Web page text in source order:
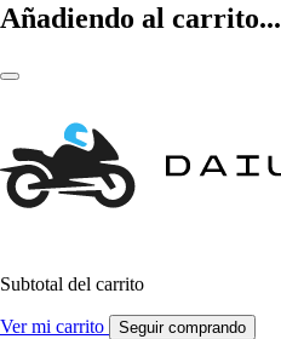
Añadiendo al carrito...
Subtotal del carrito
Ver mi carrito Seguir comprando